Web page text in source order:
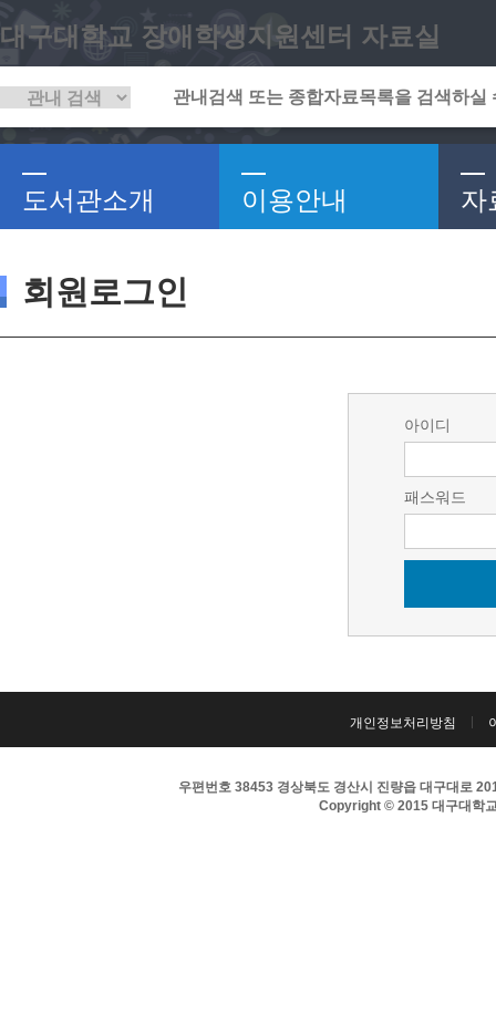
대구대학교 장애학생지원센터 자료실
도서관소개 이용안내 자
회원로그인
아이디
패스워드
개인정보처리방침
우편번호 38453 경상북도 경산시 진량읍 대구대로
Copyright © 2015 대구대학